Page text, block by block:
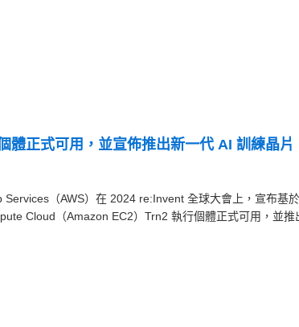
正式可用，並宣佈推出新一代 AI 訓練晶片
（AWS）在 2024 re:Invent 全球大會上，宣布基於
Cloud（Amazon EC2）Trn2 執行個體正式可用，並推